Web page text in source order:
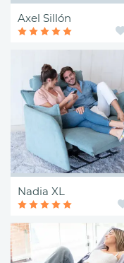
Axel Sillón
Nadia XL